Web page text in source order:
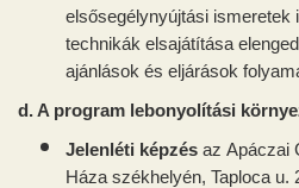
elsősegélynyújtási
technikák elsajátítása
ajánlások és eljárások
d. A program lebonyolítási
Jelenléti képzés az Apáczai
Háza székhelyén, Taploca u.